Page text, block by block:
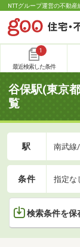
NTTグループ運営の不動
1
最近検索した条件
谷保駅(東京
覧
駅 南武線
条件 指定な
検索条件を保